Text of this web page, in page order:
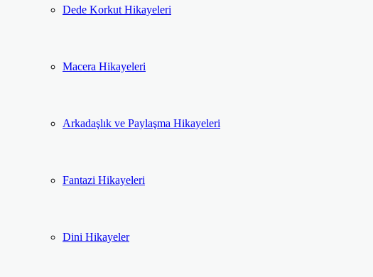
Dede Korkut Hikayeleri
Macera Hikayeleri
Arkadaşlık ve Paylaşma Hikayeleri
Fantazi Hikayeleri
Dini Hikayeler